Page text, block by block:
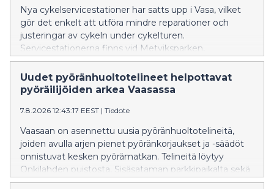
Nya cykelservicestationer har satts upp i Vasa, vilket
gör det enkelt att utföra mindre reparationer och
justeringar av cykeln under cykelturen.
Servicestationerna finns vid Metviksparken,
parkeringen i Inre hamnen och cykelgaraget vid
Resecentret.
Uudet pyöränhuoltotelineet helpottavat
pyöräilijöiden arkea Vaasassa
7.8.2026 12:43:17 EEST | Tiedote
Vaasaan on asennettu uusia pyöränhuoltotelineitä,
joiden avulla arjen pienet pyöränkorjaukset ja -säädöt
onnistuvat kesken pyörämatkan. Telineitä löytyy
Onkilahden puistosta, Sisäsataman parkkipaikalta sekä
Matkakeskuksen pyörätallista.